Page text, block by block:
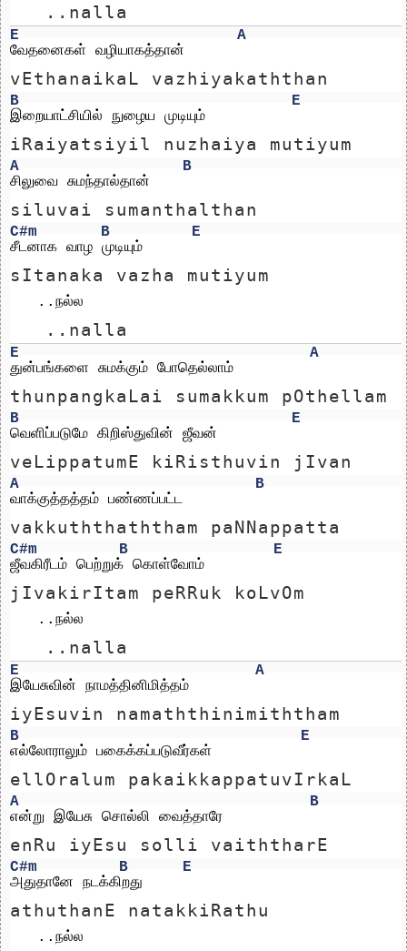
   ..nalla
E
A
வேதனைகள் வழியாகத்தான்
vEthanaikaL vazhiyakaththan
B
E
இறையாட்சியில் நுழைய முடியும்
iRaiyatsiyil nuzhaiya mutiyum
A
B
சிலுவை சுமந்தால்தான்
siluvai sumanthalthan
C#m B
E
சீடனாக வாழ முடியும்
sItanaka vazha mutiyum
   ..நல்ல
   ..nalla
E
A
துன்பங்களை சுமக்கும் போதெல்லாம்
thunpangkaLai sumakkum pOthellam
B
E
வெளிப்படுமே கிறிஸ்துவின் ஜீவன்
veLippatumE kiRisthuvin jIvan
A
B
வாக்குத்தத்தம் பண்ணப்பட்ட
vakkuththaththam paNNappatta
C#m B
E
ஜீவகிரீடம் பெற்றுக் கொள்வோம்
jIvakirItam peRRuk koLvOm
   ..நல்ல
   ..nalla
E
A
இயேசுவின் நாமத்தினிமித்தம்
iyEsuvin namaththinimiththam
B
E
எல்லோராலும் பகைக்கப்படுவீர்கள்
ellOralum pakaikkappatuvIrkaL
A
B
என்று இயேசு சொல்லி வைத்தாரே
enRu iyEsu solli vaiththarE
C#m B
E
அதுதானே நடக்கிறது
athuthanE natakkiRathu
   ..நல்ல